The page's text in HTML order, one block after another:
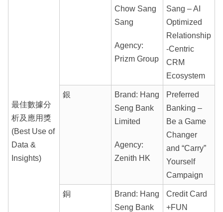
最佳數據分
析及應用獎
(Best Use of
Data &
Insights)
Chow Sang
Sang
Agency:
Prizm Group
Sang – AI
Optimized
Relationship
-Centric
CRM
Ecosystem
銀
Brand: Hang
Seng Bank
Limited
Agency:
Zenith HK
Preferred
Banking –
Be a Game
Changer
and “Carry”
Yourself
Campaign
銅
Brand: Hang
Seng Bank
Credit Card
+FUN